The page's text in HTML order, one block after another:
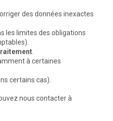
des données inexactes
les limites des obligations
.
à certaines
certains cas).
nous contacter à